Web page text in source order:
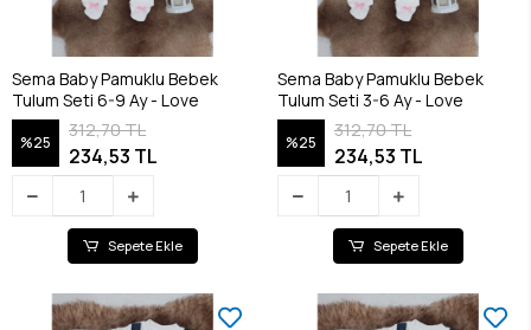
Sema Baby Pamuklu Bebek
Tulum Seti 6-9 Ay - Love
%25
312,70 TL
234,53 TL
Sepete Ekle
Sema Baby Pamuklu Bebek
Tulum Seti 3-6 Ay - Love
%25
312,70 TL
234,53 TL
Sepete Ekle